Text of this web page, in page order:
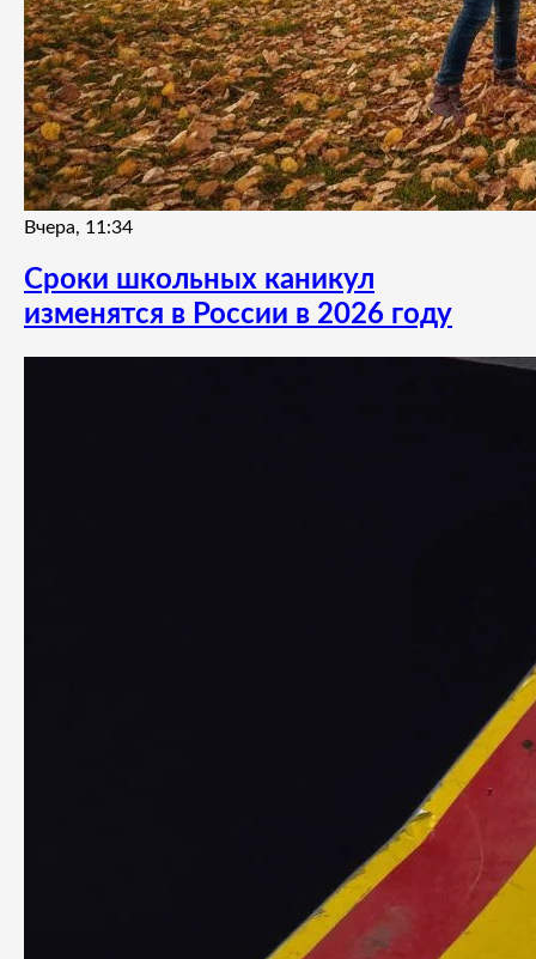
Вчера, 11:34
Сроки школьных каникул
изменятся в России в 2026 году